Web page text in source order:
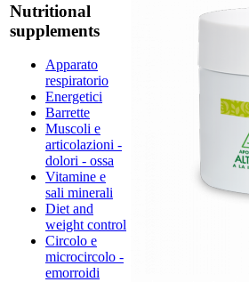
Nutritional
supplements
Apparato
respiratorio
Energetici
Barrette
Muscoli e
articolazioni -
dolori - ossa
Vitamine e
sali minerali
Diet and
weight control
Circolo e
microcircolo -
emorroidi